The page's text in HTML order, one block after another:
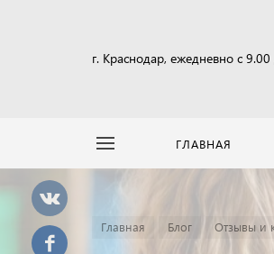
г. Краснодар, ежедневно с
ГЛАВНАЯ
Главная Блог Отзывы и